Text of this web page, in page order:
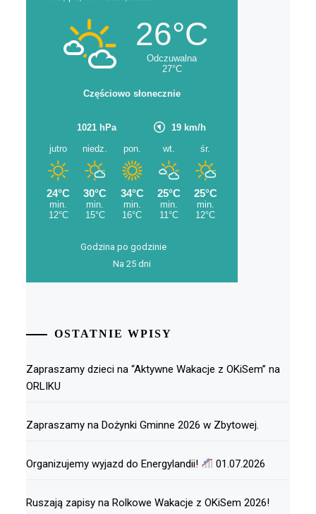
Godzina po godzinie
Na 25 dni
OSTATNIE WPISY
Zapraszamy dzieci na “Aktywne Wakacje z OKiSem” na
ORLIKU
Zapraszamy na Dożynki Gminne 2026 w Zbytowej.
Organizujemy wyjazd do Energylandii! 01.07.2026
Ruszają zapisy na Rolkowe Wakacje z OKiSem 2026!